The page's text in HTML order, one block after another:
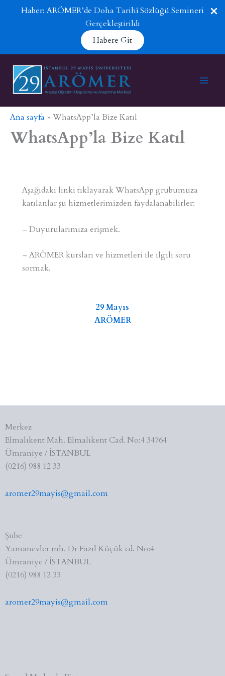
Haber: ARÖMER’de Doha Tarihî Sözlüğü Semineri
Gerçekleştirildi
Habere Git
Ana sayfa WhatsApp’la Bize Katıl
WhatsApp’la Bize Katıl
Aşağıdaki linki tıklayarak WhatsApp grubumuza
katılanlar şu hizmetlerimizden faydalanabilirler:
– Duyurularımıza erişmek.
– ARÖMER kursları ve hizmetleri ile ilgili soru
sormak.
29 Mayıs
ARÖMER
Merkez
Elmalıkent Mah. Elmalıkent Cad. No:4 34764
Ümraniye / İSTANBUL
(0216) 988 12 33
aromer29mayis@gmail.com
Şube
Yamanevler mh. Dr Fazıl Küçük cd. No:4
Ümraniye / İSTANBUL
(0216) 988 12 33
aromer29mayis@gmail.com